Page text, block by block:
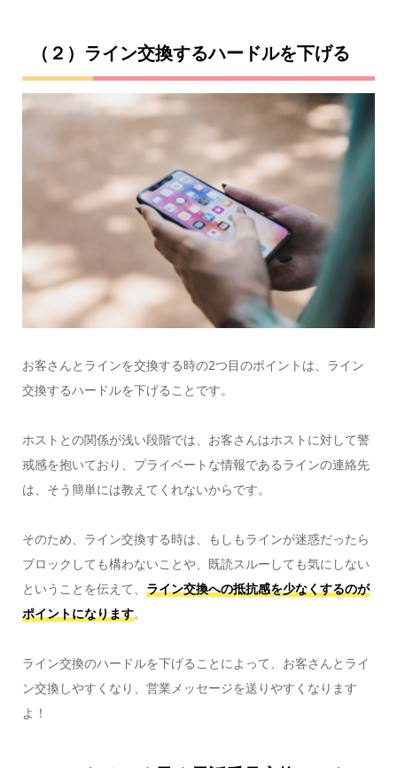
（２）ライン交換するハードルを下げる
お客さんとラインを交換する時の2つ目のポイントは、ライン
交換するハードルを下げることです。
ホストとの関係が浅い段階では、お客さんはホストに対して警
戒感を抱いており、プライベートな情報であるラインの連絡先
は、そう簡単には教えてくれないからです。
そのため、ライン交換する時は、もしもラインが迷惑だったら
ブロックしても構わないことや、既読スルーしても気にしない
ということを伝えて、 ライン交換への抵抗感を少なくするのが
ポイントになります。
ライン交換のハードルを下げることによって、お客さんとライ
ン交換しやすくなり、営業メッセージを送りやすくなります
よ！